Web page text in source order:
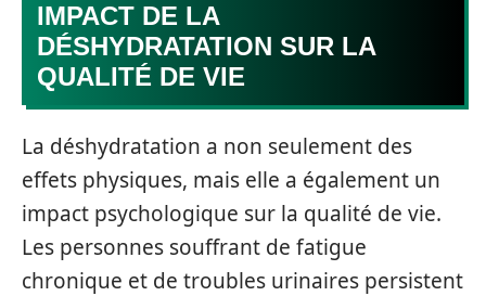
IMPACT DE LA
DÉSHYDRATATION SUR LA
QUALITÉ DE VIE
La déshydratation a non seulement des
effets physiques, mais elle a également un
impact psychologique sur la qualité de vie.
Les personnes souffrant de fatigue
chronique et de troubles urinaires persistent